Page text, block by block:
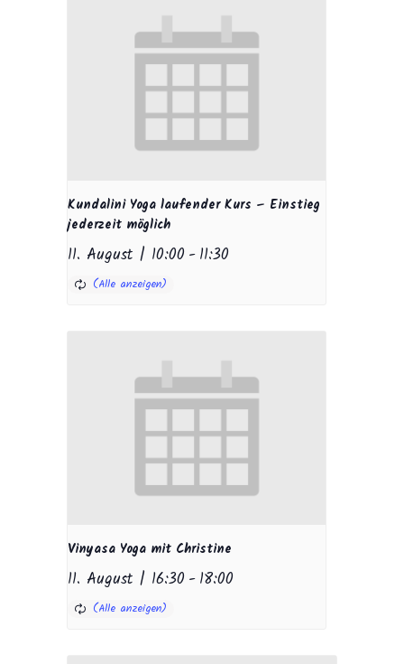
Kundalini Yoga laufender Kurs – Einstieg
jederzeit möglich
11. August | 10:00 -11:30
Vinyasa Yoga mit Christine
11. August | 16:30 -18:00